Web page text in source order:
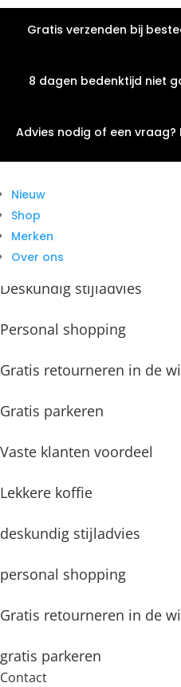
Gratis verzenden bij
8 dagen bedenktijd niet
Advies nodig of een vraag?
Nieuw
Shop
Merken
Over ons
voldoen.
Blijf op de hoogte
Vaste klanten voordeel
Deskundig stijladvies
Personal shopping
Gratis retourneren in de
Gratis parkeren
Vaste klanten voordeel
Lekkere koffie
deskundig stijladvies
personal shopping
Gratis retourneren in de
gratis parkeren
Contact